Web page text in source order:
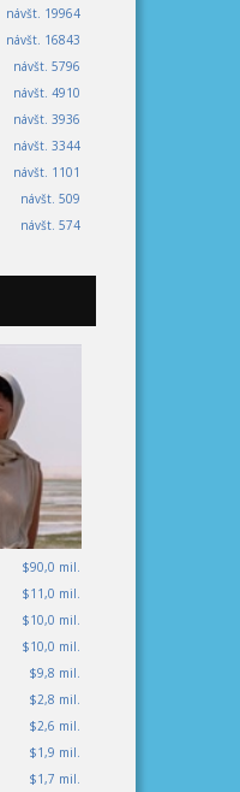
návšt. 19964
návšt. 16843
návšt. 5796
návšt. 4910
návšt. 3936
návšt. 3344
návšt. 1101
návšt. 509
návšt. 574
$90,0 mil.
$11,0 mil.
$10,0 mil.
$10,0 mil.
$9,8 mil.
$2,8 mil.
$2,6 mil.
$1,9 mil.
$1,7 mil.